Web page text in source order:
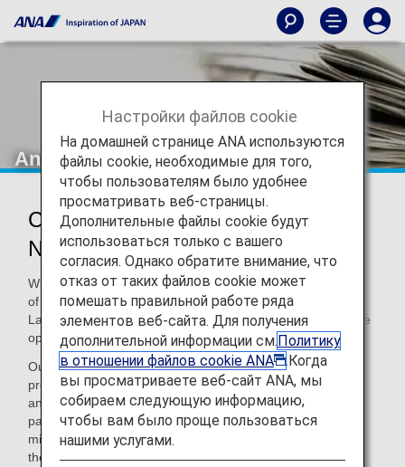
Announcements
Changes to Boarding Order (from
November 15, 2021)
With the aim of providing our customers with greater peace
of mind on flights, we collaborated with the Nishinari
Laboratory at Tokyo University to carry out research into the
optimum boarding process.
Our findings revealed that we can make the boarding
process smoother while preventing crowding in the aisles
and other areas of the cabin, by having window seat
passengers board the aircraft first, followed by those in
middle seats and then those in aisle seats. We have
therefore decided to introduce this boarding order for our
Настройки файлов cookie
На домашней странице ANA используются
файлы cookie, необходимые для того,
чтобы пользователям было удобнее
просматривать веб-страницы.
Дополнительные файлы cookie будут
использоваться только с вашего
согласия. Однако обратите внимание, что
отказ от таких файлов cookie может
помешать правильной работе ряда
элементов веб-сайта. Для получения
дополнительной информации см.Политику
в отношении файлов cookie ANA
.Когда
вы просматриваете веб-сайт ANA, мы
собираем следующую информацию,
чтобы вам было проще пользоваться
нашими услугами.